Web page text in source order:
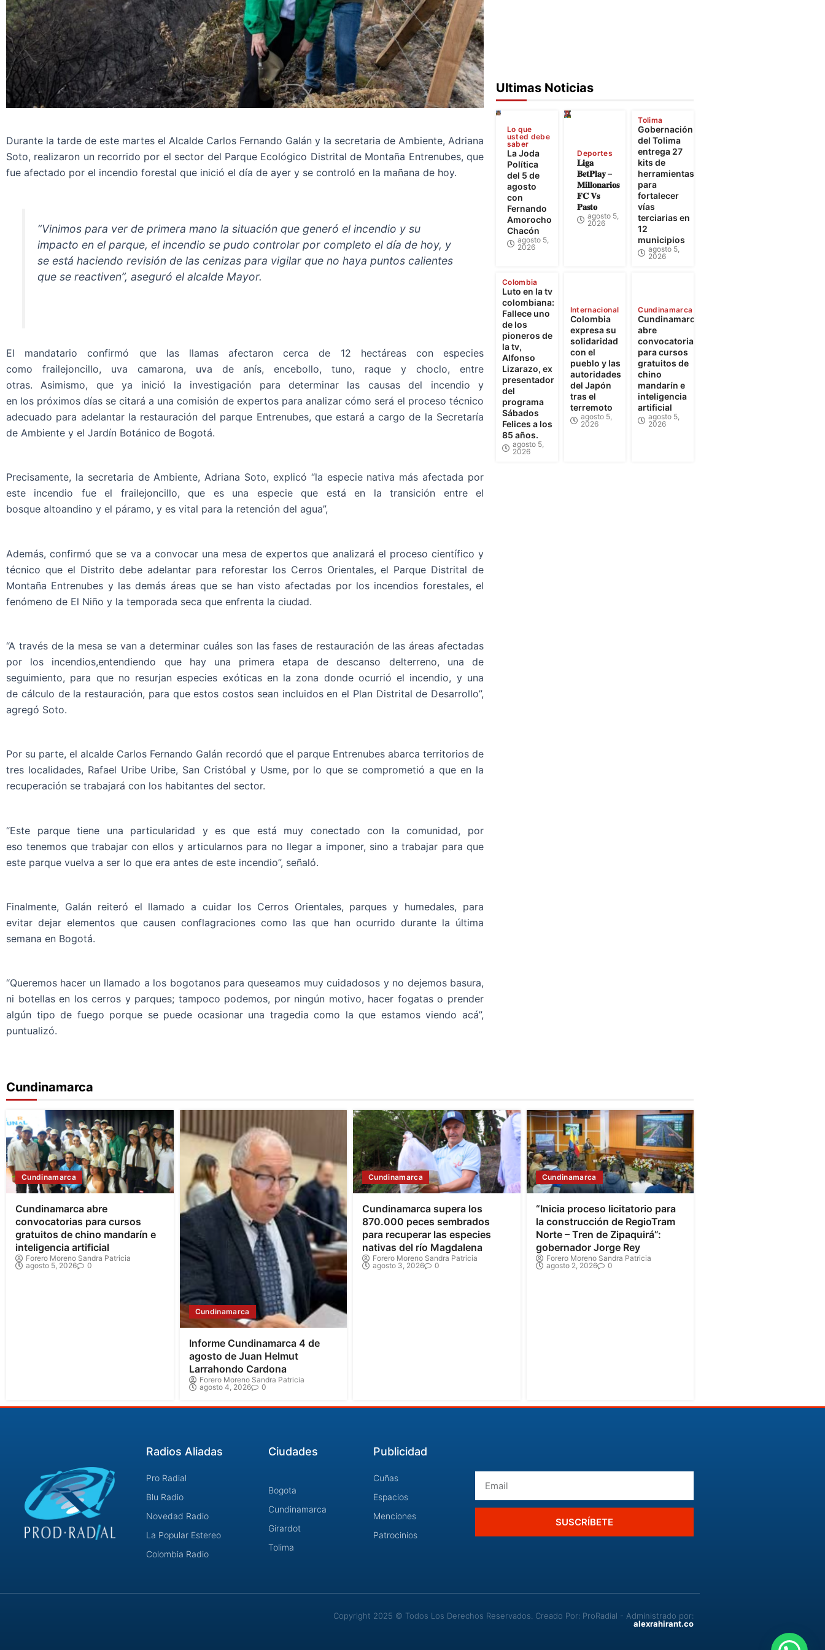
Durante la tarde de este martes el Alcalde Carlos Fernando Galán y la secretaria de Ambiente, Adriana
Soto, realizaron un recorrido por el sector del Parque Ecológico Distrital de Montaña Entrenubes, que
fue afectado por el incendio forestal que inició el día de ayer y se controló en la mañana de hoy.
“Vinimos para ver de primera mano la situación que generó el incendio y su
impacto en el parque, el incendio se pudo controlar por completo el día de hoy, y
se está haciendo revisión de las cenizas para vigilar que no haya puntos calientes
que se reactiven”, aseguró el alcalde Mayor.
El mandatario confirmó que las llamas afectaron cerca de 12 hectáreas con especies
como frailejoncillo, uva camarona, uva de anís, encebollo, tuno, raque y choclo, entre
otras. Asimismo, que ya inició la investigación para determinar las causas del incendio y
en los próximos días se citará a una comisión de expertos para analizar cómo será el proceso técnico
adecuado para adelantar la restauración del parque Entrenubes, que estará a cargo de la Secretaría
de Ambiente y el Jardín Botánico de Bogotá.
Precisamente, la secretaria de Ambiente, Adriana Soto, explicó “la especie nativa más afectada por
este incendio fue el frailejoncillo, que es una especie que está en la transición entre el
bosque altoandino y el páramo, y es vital para la retención del agua”,
Además, confirmó que se va a convocar una mesa de expertos que analizará el proceso científico y
técnico que el Distrito debe adelantar para reforestar los Cerros Orientales, el Parque Distrital de
Montaña Entrenubes y las demás áreas que se han visto afectadas por los incendios forestales, el
fenómeno de El Niño y la temporada seca que enfrenta la ciudad.
“A través de la mesa se van a determinar cuáles son las fases de restauración de las áreas afectadas
por los incendios,entendiendo que hay una primera etapa de descanso delterreno, una de
seguimiento, para que no resurjan especies exóticas en la zona donde ocurrió el incendio, y una
de cálculo de la restauración, para que estos costos sean incluidos en el Plan Distrital de Desarrollo”,
agregó Soto.
Por su parte, el alcalde Carlos Fernando Galán recordó que el parque Entrenubes abarca territorios de
tres localidades, Rafael Uribe Uribe, San Cristóbal y Usme, por lo que se comprometió a que en la
recuperación se trabajará con los habitantes del sector.
“Este parque tiene una particularidad y es que está muy conectado con la comunidad, por
eso tenemos que trabajar con ellos y articularnos para no llegar a imponer, sino a trabajar para que
este parque vuelva a ser lo que era antes de este incendio”, señaló.
Finalmente, Galán reiteró el llamado a cuidar los Cerros Orientales, parques y humedales, para
evitar dejar elementos que causen conflagraciones como las que han ocurrido durante la última
semana en Bogotá.
“Queremos hacer un llamado a los bogotanos para queseamos muy cuidadosos y no dejemos basura,
ni botellas en los cerros y parques; tampoco podemos, por ningún motivo, hacer fogatas o prender
algún tipo de fuego porque se puede ocasionar una tragedia como la que estamos viendo acá”,
puntualizó.
Ultimas Noticias
Lo que
usted debe
saber
La Joda
Política
del 5 de
agosto
con
Fernando
Amorocho
Chacón
agosto 5,
2026
Deportes
𝐋𝐢𝐠𝐚
𝐁𝐞𝐭𝐏𝐥𝐚𝐲 –
𝐌𝐢𝐥𝐥𝐨𝐧𝐚𝐫𝐢𝐨𝐬
𝐅𝐂 𝐕𝐬
𝐏𝐚𝐬𝐭𝐨
agosto 5,
2026
Tolima
Gobernación
del Tolima
entrega 27
kits de
herramientas
para
fortalecer
vías
terciarias en
12
municipios
agosto 5,
2026
Colombia
Luto en la tv
colombiana:
Fallece uno
de los
pioneros de
la tv,
Alfonso
Lizarazo, ex
presentador
del
programa
Sábados
Felices a los
85 años.
agosto 5,
2026
Internacional
Colombia
expresa su
solidaridad
con el
pueblo y las
autoridades
del Japón
tras el
terremoto
agosto 5,
2026
Cundinamarca
Cundinamarca
abre
convocatorias
para cursos
gratuitos de
chino
mandarín e
inteligencia
artificial
agosto 5,
2026
Cundinamarca
Cundinamarca
Cundinamarca abre
convocatorias para cursos
gratuitos de chino mandarín e
inteligencia artificial
Forero Moreno Sandra Patricia
agosto 5, 2026
0
Cundinamarca
Informe Cundinamarca 4 de
agosto de Juan Helmut
Larrahondo Cardona
Forero Moreno Sandra Patricia
agosto 4, 2026
0
Cundinamarca
Cundinamarca supera los
870.000 peces sembrados
para recuperar las especies
nativas del río Magdalena
Forero Moreno Sandra Patricia
agosto 3, 2026
0
Cundinamarca
“Inicia proceso licitatorio para
la construcción de RegioTram
Norte – Tren de Zipaquirá”:
gobernador Jorge Rey
Forero Moreno Sandra Patricia
agosto 2, 2026
0
Radios Aliadas
Pro Radial
Blu Radio
Novedad Radio
La Popular Estereo
Colombia Radio
Ciudades
Bogota
Cundinamarca
Girardot
Tolima
Publicidad
Cuñas
Espacios
Menciones
Patrocinios
SUSCRÍBETE
Copyright 2025 © Todos Los Derechos Reservados. Creado Por: ProRadial - Administrado por:
alexrahirant.co